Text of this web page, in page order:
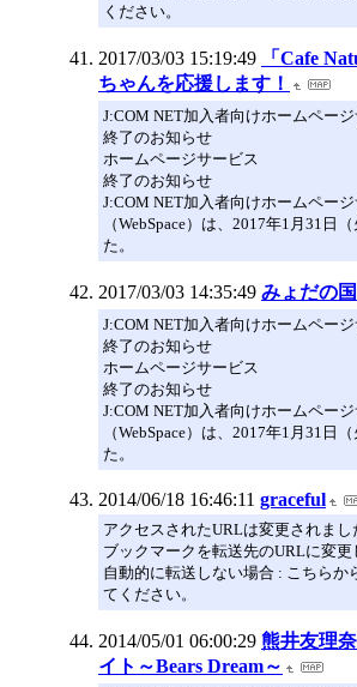
ください。
2017/03/03 15:19:49
「Cafe
ちゃんを応援します！
J:COM NET加入者向けホームペー
終了のお知らせ
ホームページサービス
終了のお知らせ
J:COM NET加入者向けホームペー
（WebSpace）は、2017年1月31日
た。
2017/03/03 14:35:49 みょだの
J:COM NET加入者向けホームペー
終了のお知らせ
ホームページサービス
終了のお知らせ
J:COM NET加入者向けホームペー
（WebSpace）は、2017年1月31日
た。
2014/06/18 16:46:11 graceful
アクセスされたURLは変更されまし
ブックマークを転送先のURLに変更
自動的に転送しない場合 : こちらか
てください。
2014/05/01 06:00:29 熊井友理
イト～Bears Dream～